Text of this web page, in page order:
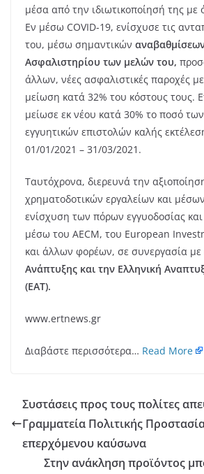
μέσα από την ιδιωτικοποίησή της με
Εν μέσω COVID-19, ενίσχυσε τις
του, μέσω σημαντικών
Ασφαλιστηρίου των μελών του,
άλλων, νέες ασφαλιστικές παροχές
μείωση κατά 32% του κόστους τους.
μείωσε εκ νέου κατά 30% το ποσό
εγγυητικών επιστολών καλής
01/01/2021 – 31/03/2021.
Ταυτόχρονα, διερευνά την
χρηματοδοτικών εργαλείων και
ενίσχυση των πόρων εγγυοδοσίας και
μέσω του AECM, του European
και άλλων φορέων, σε συνεργασία με
Ανάπτυξης και την Ελληνική
(ΕΑΤ).
www.ertnews.gr
Διαβάστε περισσότερα… Read More
Συστάσεις προς τους πολίτες
Γραμματεία Πολιτικής
επερχόμενου καύσωνα
Στην ανάκληση προϊόντος